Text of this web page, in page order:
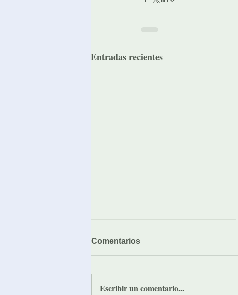
Entradas recientes
Comentarios
Escribir un comentario...